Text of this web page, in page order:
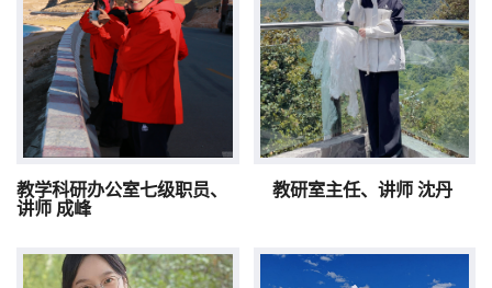
教学科研办公室七级职员、
讲师 成峰
教研室主任、讲师 沈丹